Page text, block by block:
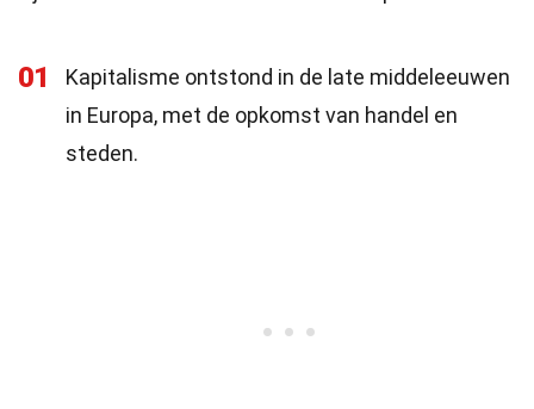
01
Kapitalisme ontstond in de late middeleeuwen
in Europa, met de opkomst van handel en
steden.